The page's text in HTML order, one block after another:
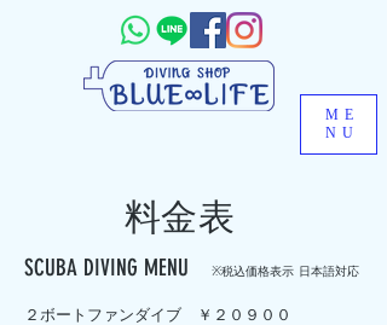
ME
NU
料金表
SCUBA DIVING MENU ※税込価格表示 日本語対応
２ボートファンダイブ ￥２０９００